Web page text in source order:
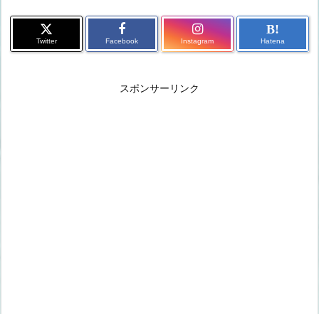
Twitter Facebook Instagram
B!
Hatena
スポンサーリンク